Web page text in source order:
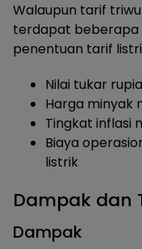
Walaupun tarif
terdapat beberapa
penentuan tarif
Nilai tukar
Harga minyak
Tingkat inflasi
Biaya
listrik
Dampak dan
Dampak